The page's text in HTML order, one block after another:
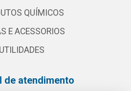
QUÍMICOS
E ACESSORIOS
UTILIDADES
de atendimento